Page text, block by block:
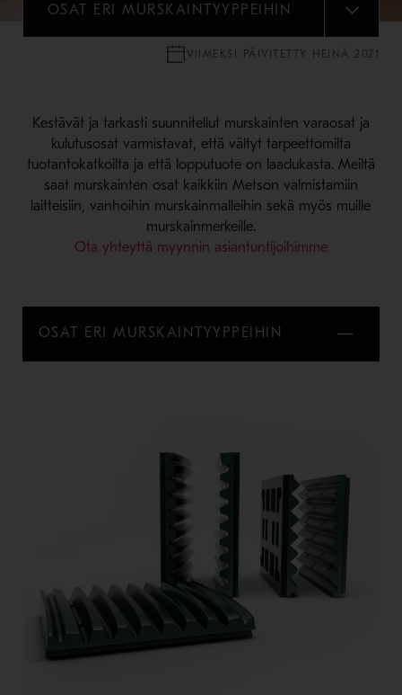
OSAT ERI MURSKAINTYYPPEIHIN
VALIKKO
VIIMEKSI PÄIVITETTY HEINÄ 2021
Kestävät ja tarkasti suunnitellut murskainten varaosat ja
kulutusosat varmistavat, että vältyt tarpeettomilta
tuotantokatkoilta ja että lopputuote on laadukasta. Meiltä
saat murskainten osat kaikkiin Metson valmistamiin
laitteisiin, vanhoihin murskainmalleihin sekä myös muille
murskainmerkeille.
Ota yhteyttä myynnin asiantuntijoihimme
OSAT ERI MURSKAINTYYPPEIHIN